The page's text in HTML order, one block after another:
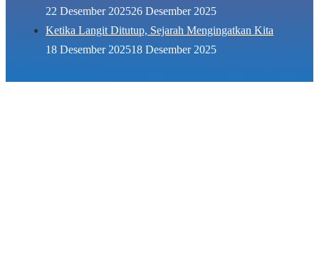
22 Desember 202526 Desember 2025
Ketika Langit Ditutup, Sejarah Mengingatkan Kita
18 Desember 202518 Desember 2025